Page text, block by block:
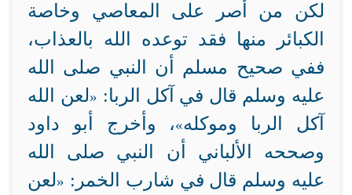
لكن من أصر على المعاصي وخاصة
الكبائر منها فقد توعده الله بالعذاب،
ففي صحيح مسلم أن النبي صلى الله
عليه وسلم قال في آكل الربا: «لعن الله
آكل الربا وموكله»، وأخرج أبو داود
وصححه الألباني أن النبي صلى الله
عليه وسلم قال في شارب الخمر: «لعن